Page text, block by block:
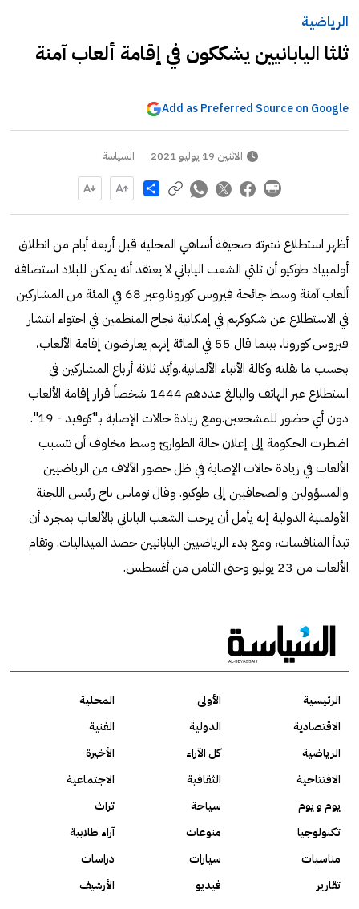
الرياضية
ثلثا اليابانيين يشككون في إقامة ألعاب آمنة
Add as Preferred Source on Google
الاثنين 19 يوليو 2021 السياسة
Share
أظهر استطلاع نشرته صحيفة أساهي المحلية قبل أربعة أيام من انطلاق
أولمبياد طوكيو أن ثلثي الشعب الياباني لا يعتقد أنه يمكن للبلاد استضافة
ألعاب آمنة وسط جائحة فيروس كورونا.وعبر 68 في المئة من المشاركين
في الاستطلاع عن شكوكهم في إمكانية نجاح المنظمين في احتواء انتشار
فيروس كورونا، بينما قال 55 في المائة إنهم يعارضون إقامة الألعاب،
بحسب ما نقلته وكالة الأنباء الألمانية.وأيّد ثلاثة أرباع المشاركين في
استطلاع عبر الهاتف والبالغ عددهم 1444 شخصاً قرار إقامة الألعاب
دون أي حضور للمشجعين.ومع زيادة حالات الإصابة بـ"كوفيد - 19".
اضطرت الحكومة إلى إعلان حالة الطوارئ وسط مخاوف أن تتسبب
الألعاب في زيادة حالات الإصابة في ظل حضور الآلاف من الرياضيين
والمسؤولين والصحافيين إلى طوكيو. وقال توماس باخ رئيس اللجنة
الأولمبية الدولية إنه يأمل أن يرحب الشعب الياباني بالألعاب بمجرد أن
تبدأ المنافسات، ومع بدء الرياضيين اليابانيين حصد الميداليات. وتقام
الألعاب من 23 يوليو وحتى الثامن من أغسطس.
الرئيسية الأولى
المحلية
الاقتصادية
الدولية
الفنية
الرياضية
كل الآراء
الأخيرة
الافتتاحية
الثقافية
الاجتماعية
يوم و يوم
سياحة
تراث
تكنولوجيا
منوعات
آراء طلابية
مناسبات
سيارات
دراسات
تقارير
فيديو الأرشيف